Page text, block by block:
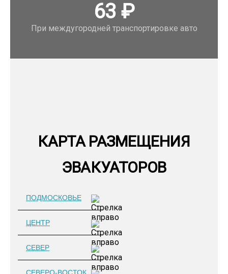
63₽
При междугородней транспортировке авто
КАРТА РАЗМЕЩЕНИЯ
ЭВАКУАТОРОВ
ПОДМОСКОВЬЕ
ЦЕНТР
СЕВЕР